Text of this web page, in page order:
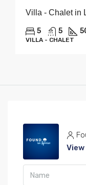
Villa - Chalet in
5 5
VILLA - CHALET